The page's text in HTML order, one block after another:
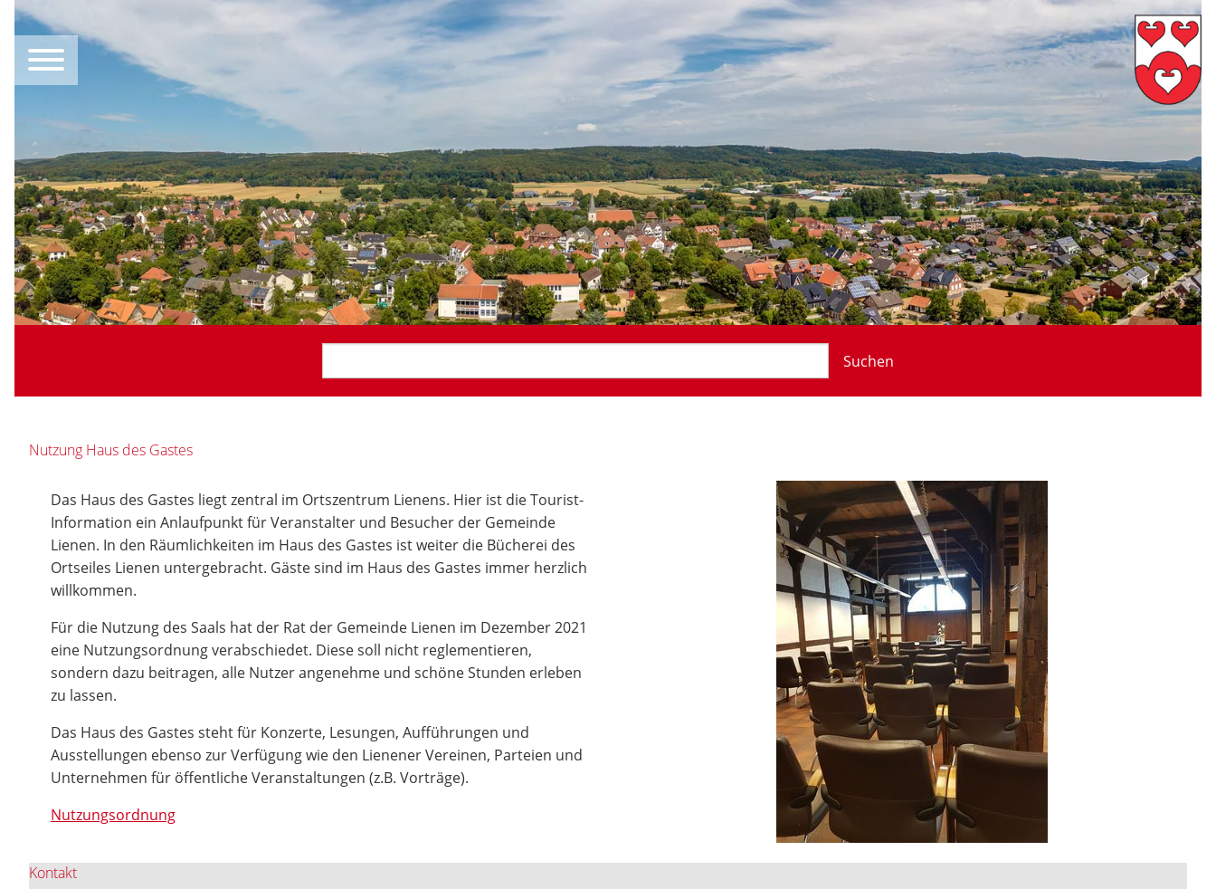
Suchen
Nutzung Haus des Gastes
Das Haus des Gastes liegt zentral im Ortszentrum Lienens. Hier ist die Tourist-
Information ein Anlaufpunkt für Veranstalter und Besucher der Gemeinde
Lienen. In den Räumlichkeiten im Haus des Gastes ist weiter die Bücherei des
Ortseiles Lienen untergebracht. Gäste sind im Haus des Gastes immer herzlich
willkommen.
Für die Nutzung des Saals hat der Rat der Gemeinde Lienen im Dezember 2021
eine Nutzungsordnung verabschiedet. Diese soll nicht reglementieren,
sondern dazu beitragen, alle Nutzer angenehme und schöne Stunden erleben
zu lassen.
Das Haus des Gastes steht für Konzerte, Lesungen, Aufführungen und
Ausstellungen ebenso zur Verfügung wie den Lienener Vereinen, Parteien und
Unternehmen für öffentliche Veranstaltungen (z.B. Vorträge).
Nutzungsordnung
Kontakt